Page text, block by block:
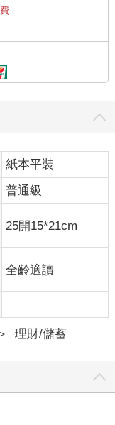
想法。
究所，或者找工
水準」。
惑：
餐絕對夠。為什麼
的薪資比家鄉高。但
後，彷彿一場白忙。
走？」
不停的真實反應。
會就是互相提供服
願意一直在鄉下地
係往外跑。
在眼前的事實。要
擠在那幾個都會區
水還夠，或者覺得父
，這些假設都太樂
來研究就好」，後
變，有人花了三
紙本平裝
普通級
25開15*21cm
全齡適讀
理財/儲蓄